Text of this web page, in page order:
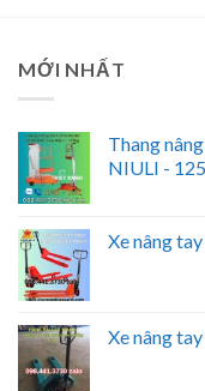
MỚI NHẤT
Thang
NIULI -
Xe nâng
Xe nâng